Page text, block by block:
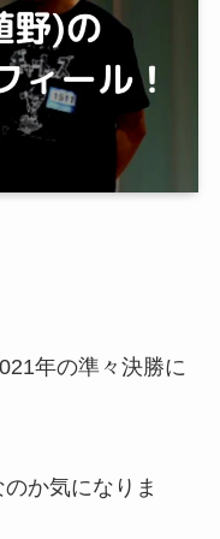
年の準々決勝に
か気になりま